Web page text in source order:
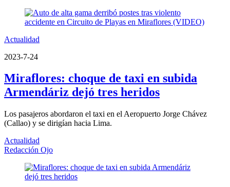
Actualidad
2023-7-24
Miraflores: choque de taxi en subida
Armendáriz dejó tres heridos
Los pasajeros abordaron el taxi en el Aeropuerto Jorge Chávez
(Callao) y se dirigían hacia Lima.
Actualidad
Redacción Ojo